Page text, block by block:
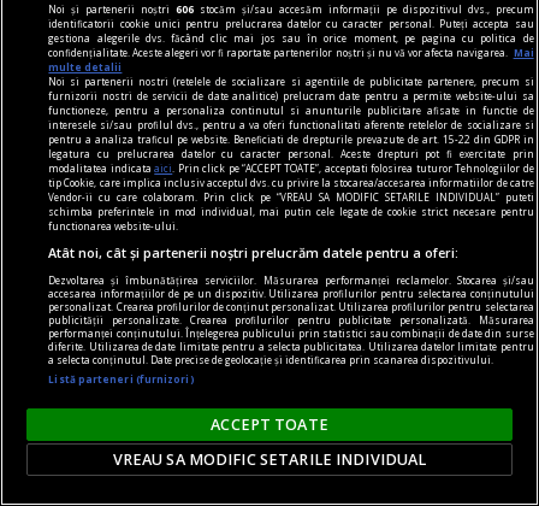
noile fanatisme
„Rezistența acerbă a tuturor partidelor de a se
popula cu membri educați: cea mai nocivă formă
de fanatism românesc” interviu cu jurnalistul
Cătălin PRISACARIU, cofondator Defapt.ro
Asta e o întrebare care are foarte multe
variabile: locul, perioada, online, offline, vîrsta,
educația și tot așa.
Noi și partenerii noștri606 stocăm și/sau accesăm informații pe dispozitivul dvs., precum
identificatorii cookie unici pentru prelucrarea datelor cu caracter personal. Puteți accepta sau
gestiona alegerile dvs. făcând clic mai jos sau în orice moment, pe pagina cu politica de
confidențialitate. Aceste alegeri vor fi raportate partenerilor noștri și nu vă vor afecta navigarea.
Mai
multe detalii
Noi si partenerii nostri (retelele de socializare si agentiile de publicitate partenere, precum si
furnizorii nostri de servicii de date analitice) prelucram date pentru a permite website-ului sa
functioneze, pentru a personaliza continutul si anunturile publicitare afisate in functie de
interesele si/sau profilul dvs., pentru a va oferi functionalitati aferente retelelor de socializare si
pentru a analiza traficul pe website. Beneficiati de drepturile prevazute de art. 15-22 din GDPR in
legatura cu prelucrarea datelor cu caracter personal. Aceste drepturi pot fi exercitate prin
modalitatea indicataaici
. Prin click pe “ACCEPT TOATE”, acceptati folosirea tuturor Tehnologiilor de
tip Cookie, care implica inclusiv acceptul dvs. cu privire la stocarea/accesarea informatiilor de catre
Vendor-ii cu care colaboram. Prin click pe “VREAU SA MODIFIC SETARILE INDIVIDUAL” puteti
schimba preferintele in mod individual, mai putin cele legate de cookie strict necesare pentru
functionarea website-ului.
Atât noi, cât și partenerii noștri prelucrăm datele pentru a oferi:
Dezvoltarea și îmbunătățirea serviciilor. Măsurarea performanței reclamelor. Stocarea și/sau
accesarea informațiilor de pe un dispozitiv. Utilizarea profilurilor pentru selectarea conținutului
personalizat. Crearea profilurilor de conținut personalizat. Utilizarea profilurilor pentru selectarea
publicității personalizate. Crearea profilurilor pentru publicitate personalizată. Măsurarea
performanței conținutului. Înțelegerea publicului prin statistici sau combinații de date din surse
diferite. Utilizarea de date limitate pentru a selecta publicitatea. Utilizarea datelor limitate pentru
a selecta conținutul. Date precise de geolocație și identificarea prin scanarea dispozitivului.
Listă parteneri (furnizori)
ACCEPT TOATE
VREAU SA MODIFIC SETARILE INDIVIDUAL